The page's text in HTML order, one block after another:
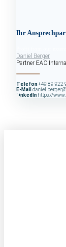
Ihr
Daniel Berger
Partner EAC
Telefon+49 89 922
E-Mail
LinkedInhttps://